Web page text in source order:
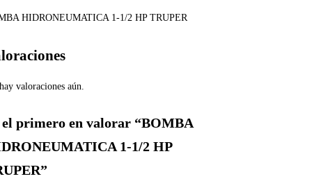
HIDRONEUMATICA 1-1/2 HP TRUPER
valoraciones aún.
el primero en valorar “BOMBA
1-1/2 HP